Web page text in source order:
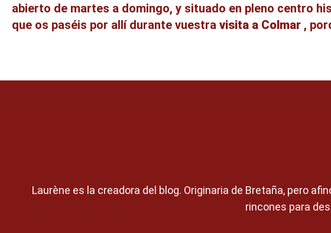
abierto de martes a domingo, y situado en pleno centro
que os paséis por allí durante vuestra visita a Colmar ,
Laurène es la creadora del blog. Originaria de Bretaña, pero
rincones para